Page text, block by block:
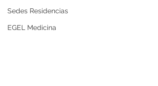
Sedes Residencias
EGEL Medicina